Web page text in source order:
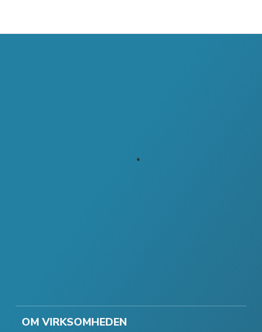
OM VIRKSOMHEDEN